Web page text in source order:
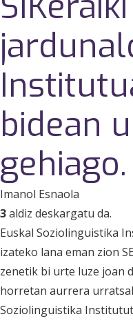
bidean
Imanol Esnaola
3aldiz deskargatu da.
Euskal Soziolinguistika
izateko lana eman zion
zenetik bi urte luze joan
horretan aurrera
Soziolinguistika